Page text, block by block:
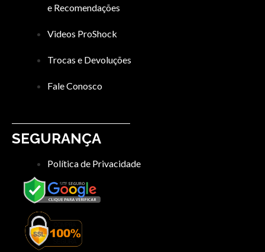
e Recomendações
Videos ProShock
Trocas e Devoluções
Fale Conosco
SEGURANÇA
Política de Privacidade